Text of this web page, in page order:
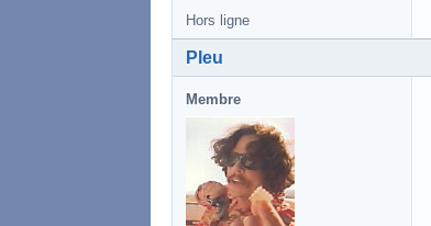
Hors ligne
Pleu
Membre